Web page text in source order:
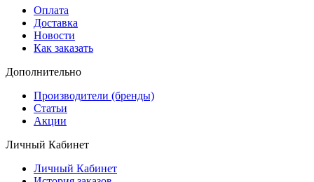
Оплата
Доставка
Новости
Как заказать
Дополнительно
Производители (бренды)
Статьи
Акции
Личный Кабинет
Личный Кабинет